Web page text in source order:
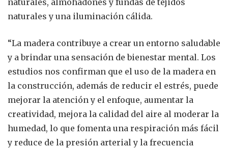
naturales, almohadones y fundas de tejidos
naturales y una iluminación cálida.
“La madera contribuye a crear un entorno saludable
y a brindar una sensación de bienestar mental. Los
estudios nos confirman que el uso de la madera en
la construcción, además de reducir el estrés, puede
mejorar la atención y el enfoque, aumentar la
creatividad, mejora la calidad del aire al moderar la
humedad, lo que fomenta una respiración más fácil
y reduce de la presión arterial y la frecuencia